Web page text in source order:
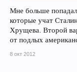
Мне больше
которые учат
Хрущева. Второй
от подлых
8 окт 2012